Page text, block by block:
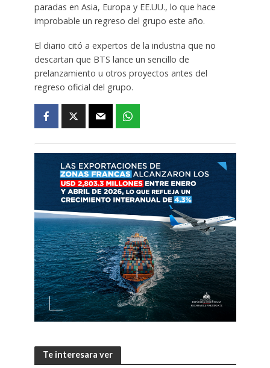
paradas en Asia, Europa y EE.UU., lo que hace
improbable un regreso del grupo este año.
El diario citó a expertos de la industria que no
descartan que BTS lance un sencillo de
prelanzamiento u otros proyectos antes del
regreso oficial del grupo.
Te interesara ver